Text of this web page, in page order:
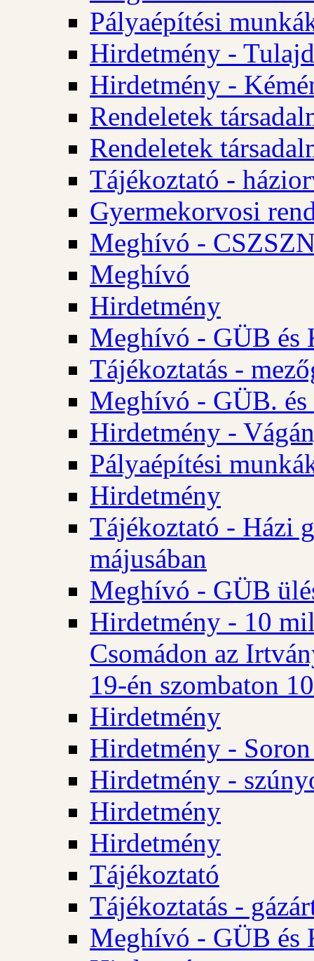
Pályaépítési
Hirdetmény -
Hirdetmény -
Rendeletek
Rendeletek
Tájékoztató -
Gyermekorvosi
Meghívó -
Meghívó
Hirdetmény
Meghívó - GÜB és
Tájékoztatás -
Meghívó - GÜB.
Hirdetmény -
Pályaépítési
Hirdetmény
Tájékoztató - Házi
májusában
Meghívó - GÜB
Hirdetmény - 10
Csomádon az
19-én szombaton
Hirdetmény
Hirdetmény -
Hirdetmény -
Hirdetmény
Hirdetmény
Tájékoztató
Tájékoztatás -
Meghívó - GÜB és